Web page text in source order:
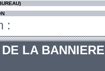
:
LA BANNIERE